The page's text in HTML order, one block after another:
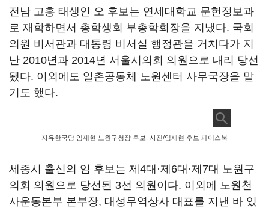
전남 고흥 태생인 오 후보는 연세대학교 문헌정보과
로 재학하면서 총학생회 부총학회장을 지냈다. 국회
의원 비서관과 대통령 비서실 행정관을 거치다가 지
난 2010년과 2014년 서울시의회 의원으로 내리 당선
됐다. 이외에도 일촌공동체 노원센터 사무국장을 맡
기도 했다.
자유한국당 임재현 노원구청장 후보. 사진/임재현 후보 페이스북
세종시 출신의 임 후보는 제4대·제6대·제7대 노원구
의회 의원으로 당선된 3선 의원이다. 이외에 노원천
사운동본부 본부장, 대성무역상사 대표를 지낸 바 있